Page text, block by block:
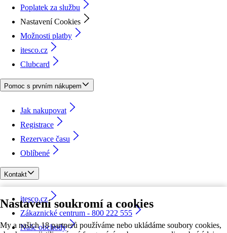
Nastavení soukromí a cookies
My a našich 18 partnerů používáme nebo ukládáme soubory cookies,
Poplatek za službu
Nastavení Cookies
Možnosti platby
itesco.cz
Clubcard
Pomoc s prvním nákupem
Jak nakupovat
Registrace
Rezervace času
Oblíbené
Kontakt
itesco.cz
Zákaznické centrum - 800 222 555
Naše obchody